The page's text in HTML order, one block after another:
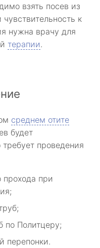
взять посев из
к
нужна врачу для
терапии.
среднем отите
будет
проведения
прохода при
по Политцеру;
перепонки.